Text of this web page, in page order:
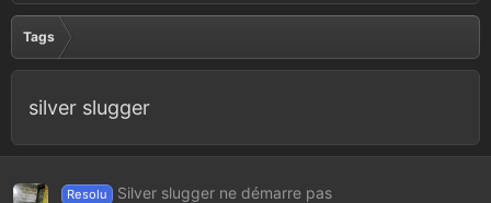
Tags
silver slugger
Resolu Silver slugger ne démarre pas